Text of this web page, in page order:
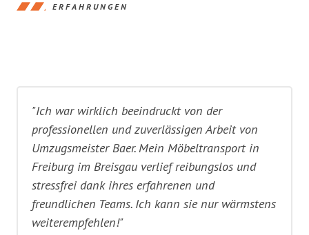
ERFAHRUNGEN
"Ich war wirklich beeindruckt von der
professionellen und zuverlässigen Arbeit von
Umzugsmeister Baer. Mein Möbeltransport in
Freiburg im Breisgau verlief reibungslos und
stressfrei dank ihres erfahrenen und
freundlichen Teams. Ich kann sie nur wärmstens
weiterempfehlen!"